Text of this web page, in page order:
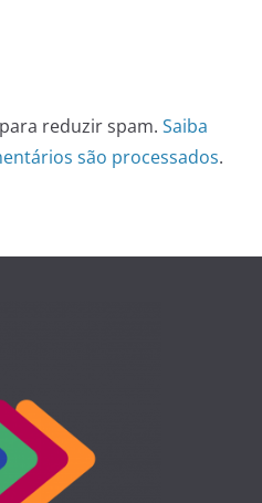
reduzir spam. Saiba
são processados.